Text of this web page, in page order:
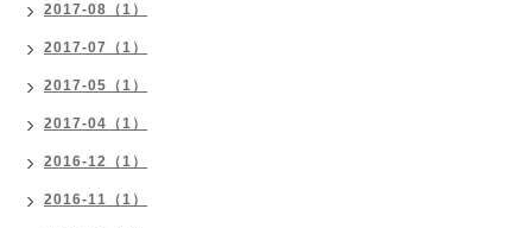
2017-08（1）
2017-07（1）
2017-05（1）
2017-04（1）
2016-12（1）
2016-11（1）